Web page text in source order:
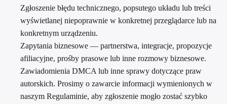
Zgłoszenie błędu technicznego, popsutego układu lub treści
wyświetlanej niepoprawnie w konkretnej przeglądarce lub na
konkretnym urządzeniu.
Zapytania biznesowe — partnerstwa, integracje, propozycje
afiliacyjne, prośby prasowe lub inne rozmowy biznesowe.
Zawiadomienia DMCA lub inne sprawy dotyczące praw
autorskich. Prosimy o zawarcie informacji wymienionych w
naszym Regulaminie, aby zgłoszenie mogło zostać szybko